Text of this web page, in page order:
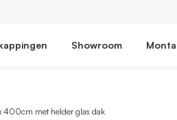
Showroom
400cm met helder glas dak